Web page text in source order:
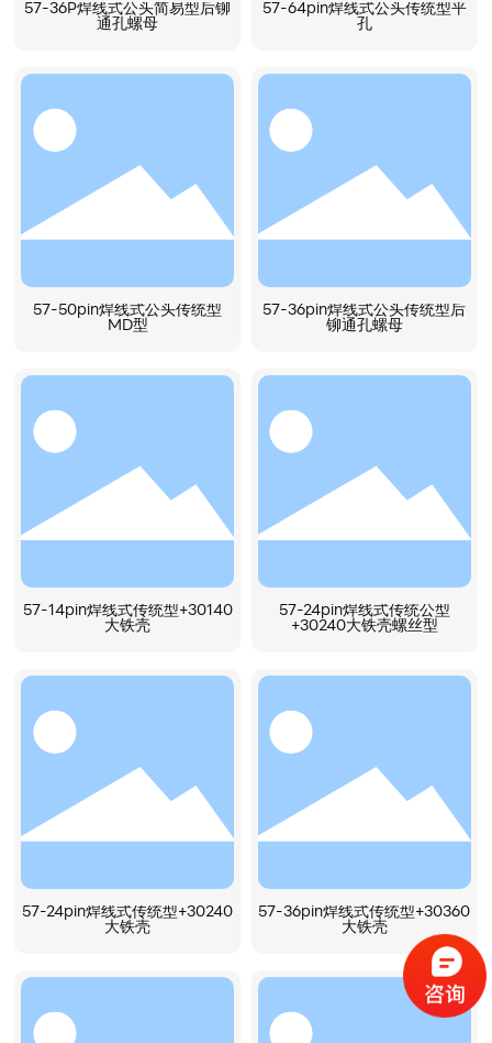
57-36P焊线式公头简易型后铆
通孔螺母
57-64pin焊线式公头传统型平
孔
57-50pin焊线式公头传统型
MD型
57-36pin焊线式公头传统型后
铆通孔螺母
57-14pin焊线式传统型+30140
大铁壳
57-24pin焊线式传统公型
+30240大铁壳螺丝型
57-24pin焊线式传统型+30240
大铁壳
57-36pin焊线式传统型+30360
大铁壳